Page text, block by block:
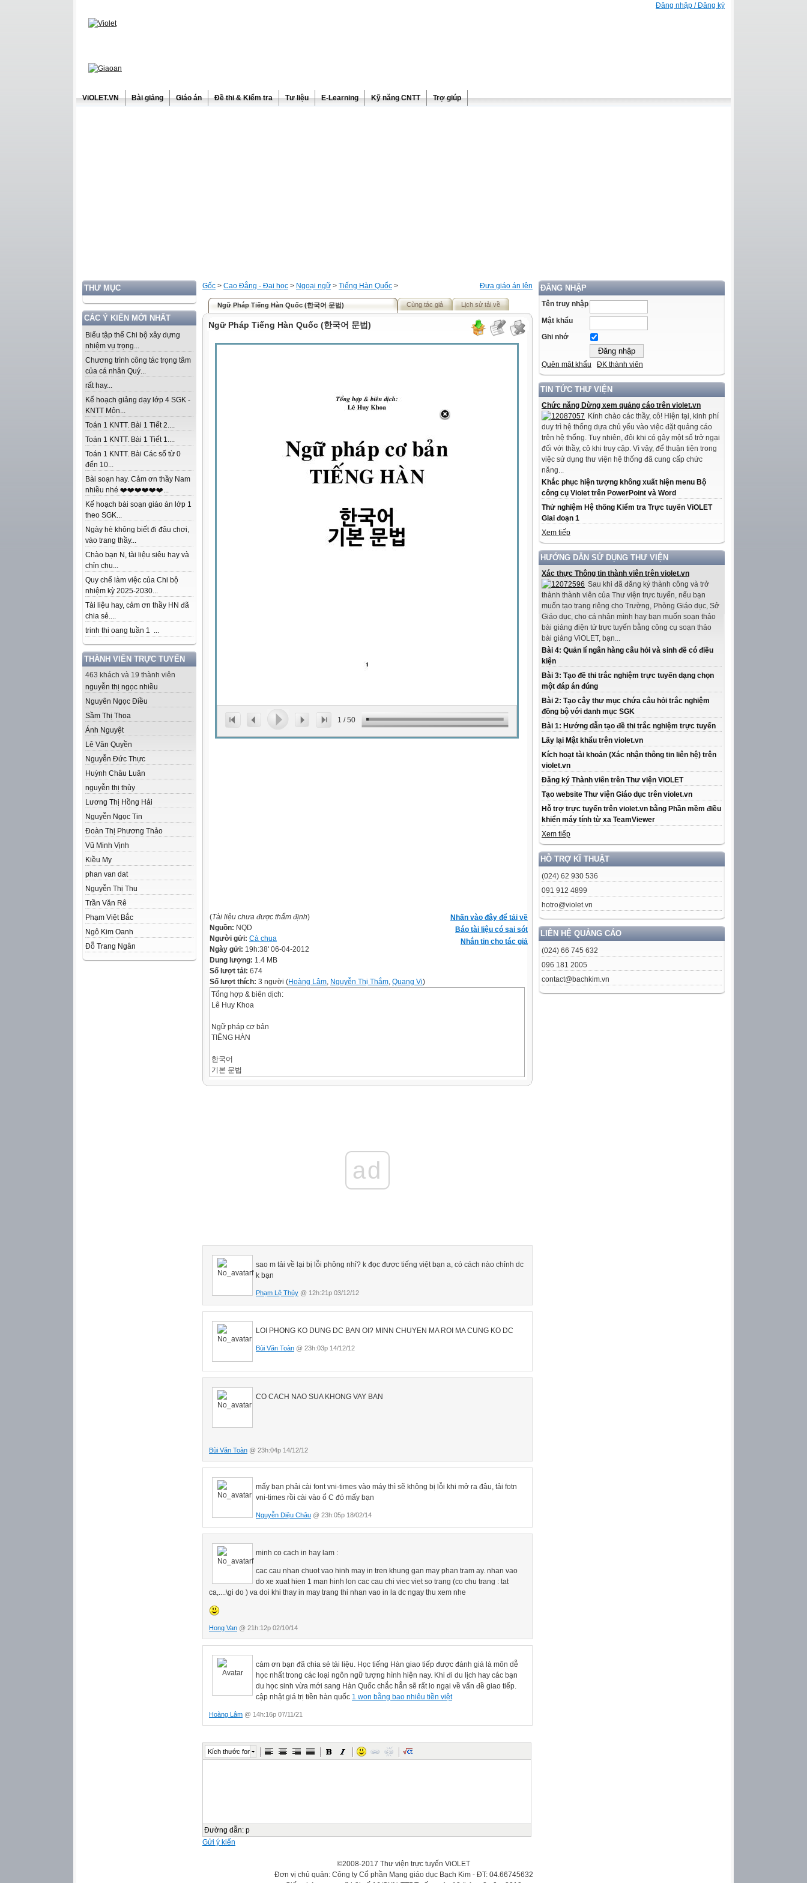
Đăng nhập / Đăng ký
ViOLET.VN Bài giảng Giáo án Đề thi & Kiểm tra Tư liệu E-Learning Kỹ năng CNTT Trợ giúp
THƯ MỤC
CÁC Ý KIẾN MỚI NHẤT
Biểu tập thể Chi bộ xây dựng
nhiệm vụ trọng...
Chương trình công tác trọng tâm
của cá nhân Quý...
rất hay...
Kế hoạch giảng dạy lớp 4 SGK -
KNTT Môn...
Toán 1 KNTT. Bài 1 Tiết 2....
Toán 1 KNTT. Bài 1 Tiết 1....
Toán 1 KNTT. Bài Các số từ 0
đến 10...
Bài soạn hay. Cảm ơn thầy Nam
nhiều nhé ❤️❤️❤️❤️❤️❤️...
Kế hoạch bài soạn giáo án lớp 1
theo SGK...
Ngày hè không biết đi đâu chơi,
vào trang thầy...
Chào bạn N, tài liệu siêu hay và
chỉn chu...
Quy chế làm việc của Chi bộ
nhiệm kỳ 2025-2030...
Tài liệu hay, cảm ơn thầy HN đã
chia sẻ....
trinh thi oang tuần 1 ...
THÀNH VIÊN TRỰC TUYẾN
463 khách và 19 thành viên
nguyễn thị ngọc nhiều
Nguyên Ngọc Điều
Sầm Thị Thoa
Ánh Nguyệt
Lê Văn Quyền
Nguyễn Đức Thực
Huỳnh Châu Luân
nguyễn thị thùy
Lương Thị Hồng Hải
Nguyễn Ngọc Tin
Đoàn Thị Phương Thảo
Vũ Minh Vịnh
Kiều My
phan van dat
Nguyễn Thị Thu
Trần Văn Rê
Phạm Việt Bắc
Ngô Kim Oanh
Đỗ Trang Ngân
ĐĂNG NHẬP
Tên truy nhập
Mật khẩu
Ghi nhớ
Quên mật khẩu ĐK thành viên
TIN TỨC THƯ VIỆN
Chức năng Dừng xem quảng cáo trên violet.vn
Kính chào các thầy, cô! Hiện tại, kinh phí
duy trì hệ thống dựa chủ yếu vào việc đặt quảng cáo
trên hệ thống. Tuy nhiên, đôi khi có gây một số trở ngại
đối với thầy, cô khi truy cập. Vì vậy, để thuận tiện trong
việc sử dụng thư viện hệ thống đã cung cấp chức
năng...
Khắc phục hiện tượng không xuất hiện menu Bộ
công cụ Violet trên PowerPoint và Word
Thử nghiệm Hệ thống Kiểm tra Trực tuyến ViOLET
Giai đoạn 1
Xem tiếp
HƯỚNG DẪN SỬ DỤNG THƯ VIỆN
Xác thực Thông tin thành viên trên violet.vn
Sau khi đã đăng ký thành công và trở
thành thành viên của Thư viện trực tuyến, nếu bạn
muốn tạo trang riêng cho Trường, Phòng Giáo dục, Sở
Giáo dục, cho cá nhân mình hay bạn muốn soạn thảo
bài giảng điện tử trực tuyến bằng công cụ soạn thảo
bài giảng ViOLET, bạn...
Bài 4: Quản lí ngân hàng câu hỏi và sinh đề có điều
kiện
Bài 3: Tạo đề thi trắc nghiệm trực tuyến dạng chọn
một đáp án đúng
Bài 2: Tạo cây thư mục chứa câu hỏi trắc nghiệm
đồng bộ với danh mục SGK
Bài 1: Hướng dẫn tạo đề thi trắc nghiệm trực tuyến
Lấy lại Mật khẩu trên violet.vn
Kích hoạt tài khoản (Xác nhận thông tin liên hệ) trên
violet.vn
Đăng ký Thành viên trên Thư viện ViOLET
Tạo website Thư viện Giáo dục trên violet.vn
Hỗ trợ trực tuyến trên violet.vn bằng Phần mềm điều
khiển máy tính từ xa TeamViewer
Xem tiếp
HỖ TRỢ KĨ THUẬT
(024) 62 930 536
091 912 4899
hotro@violet.vn
LIÊN HỆ QUẢNG CÁO
(024) 66 745 632
096 181 2005
contact@bachkim.vn
Đưa giáo án lên
Gốc > Cao Đẳng - Đại học > Ngoại ngữ > Tiếng Hàn Quốc >
Ngữ Pháp Tiếng Hàn Quốc (한국어 문법) Cùng tác giả Lịch sử tải về
Ngữ Pháp Tiếng Hàn Quốc (한국어 문법)
1 /50
Nhấn vào đây để tải về
Báo tài liệu có sai sót
Nhắn tin cho tác giả
(Tài liệu chưa được thẩm định)
Nguồn: NQD
Người gửi: Cà chua
Ngày gửi: 19h:38' 06-04-2012
Dung lượng: 1.4 MB
Số lượt tải: 674
Số lượt thích: 3 người (Hoàng Lâm, Nguyễn Thị Thắm, Quang Vi)
Tổng hợp & biên dịch:
Lê Huy Khoa
Ngữ pháp cơ bản
TIẾNG HÀN
한국어
기본 문법
Danh từ + 와/과, Danh từ + 하고, (이)랑 28
Danh từ + 에, 에게, 한테, 께 30
Danh từ + 에게서, + 한테서, + 께로부터, + 으로부터 32
Danh từ + (으)로 36
Danh từ + (으)로 38
Danh từ (이)나 42
Chương II: Thô kết thúc câu - 어미
A. Thô kết thúc câu 종결형 46
Danh từ 입니다 46
Danh từ 입니까? 48
Tính từ, động từ + ㅂ/습니까? 52
Danh từ + 예요/ 이예요. 54
Động từ + (으)ㄹ까(요)? 58
Động từ + 지(요)? Danh từ + (이) 지(요)? 62
Động từ + (으)ㄹ 거예요 Danh từ + 일 거예요 64
Động từ + (으)ㄹ 께(요). 66
Động từ + 거든(요) Danh từ + (이) 거든(요). 67
Động từ, tính từ + (는)군(요)/ 구나 Danh từ + (이)군(요)/구나 69
B. Hình thức bổ ngữ 관형형 71
Tính từ làm bổ ngữ – (으)ㄴ 71
C. Các hình thức danh từ hóa 명사형 75
Động từ, tính từ 기 75
Động từ, tính từ (으)ㅁ 77
D. Các hình thức phó từ hóa 부사형 79
Động từ 게 80
E. Các hình thức kết nối 연결형 82
Động từ, tính từ 아(어/여)서 84
Động từ (으)러 (가다, 오다, 다니다) 88
Động từ (으)려고 (하다) 89
Động từ, tính từ 지만 Danh từ (이) 지만 90
Động từ (으)면서 Danh từ (이)면서 92
Động từ, tính từ + (으)ㄴ데 Động từ + 는데 Danh từ + 인데 94
Động từ 다(가) 98
Động từ + 도록 104
Động từ, tính từ 아(어/여)야 106
Ở đây/ ở kia/ ở chỗ ấy 여기 / 거기 / 저기 116
Ai / là ai 누구 / 누가 118
Ở đâu, nơi nào 어디 120
Khi nào, bao giờ 언제 124
Bao nhiêu 얼마/얼마나 126
ad
sao m tải về lại bị lỗi phông nhỉ? k đọc được tiếng việt bạn a, có cách nào chỉnh dc
k bạn
Phạm Lệ Thủy @ 12h:21p 03/12/12
LOI PHONG KO DUNG DC BAN OI? MINN CHUYEN MA ROI MA CUNG KO DC
Bùi Văn Toàn @ 23h:03p 14/12/12
CO CACH NAO SUA KHONG VAY BAN
Bùi Văn Toàn @ 23h:04p 14/12/12
mấy bạn phải cài font vni-times vào máy thì sẽ không bị lỗi khi mở ra đâu, tải fotn
vni-times rồi cài vào ổ C đó mấy bạn
Nguyễn Diệu Châu @ 23h:05p 18/02/14
minh co cach in hay lam :
cac cau nhan chuot vao hinh may in tren khung gan may phan tram ay. nhan vao
do xe xuat hien 1 man hinh lon cac cau chi viec viet so trang (co chu trang : tat
ca,....\gi do ) va doi khi thay in may trang thi nhan vao in la dc ngay thu xem nhe
Hong Van @ 21h:12p 02/10/14
cám ơn bạn đã chia sẻ tải liệu. Học tiếng Hàn giao tiếp được đánh giá là môn dễ
học nhất trong các loại ngôn ngữ tượng hình hiện nay. Khi đi du lịch hay các bạn
du học sinh vừa mới sang Hàn Quốc chắc hẳn sẽ rất lo ngại về vấn đề giao tiếp.
cập nhật giá trị tiền hàn quốc 1 won bằng bao nhiêu tiền việt
Hoàng Lâm @ 14h:16p 07/11/21
Kích thước font
Đường dẫn: p
Gửi ý kiến
©2008-2017 Thư viện trực tuyến ViOLET
Đơn vị chủ quản: Công ty Cổ phần Mạng giáo dục Bạch Kim - ĐT: 04.66745632